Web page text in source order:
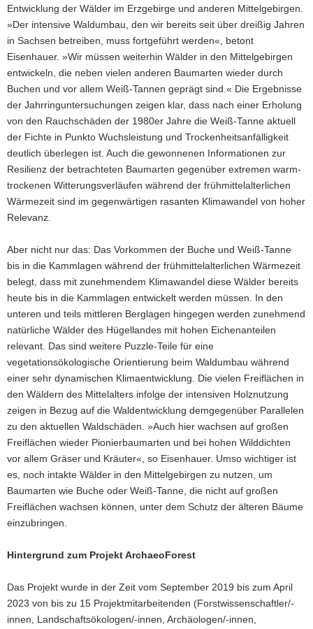
Entwicklung der Wälder im Erzgebirge und anderen Mittelgebirgen.
»Der intensive Waldumbau, den wir bereits seit über dreißig Jahren
in Sachsen betreiben, muss fortgeführt werden«, betont
Eisenhauer. »Wir müssen weiterhin Wälder in den Mittelgebirgen
entwickeln, die neben vielen anderen Baumarten wieder durch
Buchen und vor allem Weiß-Tannen geprägt sind.« Die Ergebnisse
der Jahrringuntersuchungen zeigen klar, dass nach einer Erholung
von den Rauchschäden der 1980er Jahre die Weiß-Tanne aktuell
der Fichte in Punkto Wuchsleistung und Trockenheitsanfälligkeit
deutlich überlegen ist. Auch die gewonnenen Informationen zur
Resilienz der betrachteten Baumarten gegenüber extremen warm-
trockenen Witterungsverläufen während der frühmittelalterlichen
Wärmezeit sind im gegenwärtigen rasanten Klimawandel von hoher
Relevanz.
Aber nicht nur das: Das Vorkommen der Buche und Weiß-Tanne
bis in die Kammlagen während der frühmittelalterlichen Wärmezeit
belegt, dass mit zunehmendem Klimawandel diese Wälder bereits
heute bis in die Kammlagen entwickelt werden müssen. In den
unteren und teils mittleren Berglagen hingegen werden zunehmend
natürliche Wälder des Hügellandes mit hohen Eichenanteilen
relevant. Das sind weitere Puzzle-Teile für eine
vegetationsökologische Orientierung beim Waldumbau während
einer sehr dynamischen Klimaentwicklung. Die vielen Freiflächen in
den Wäldern des Mittelalters infolge der intensiven Holznutzung
zeigen in Bezug auf die Waldentwicklung demgegenüber Parallelen
zu den aktuellen Waldschäden. »Auch hier wachsen auf großen
Freiflächen wieder Pionierbaumarten und bei hohen Wilddichten
vor allem Gräser und Kräuter«, so Eisenhauer. Umso wichtiger ist
es, noch intakte Wälder in den Mittelgebirgen zu nutzen, um
Baumarten wie Buche oder Weiß-Tanne, die nicht auf großen
Freiflächen wachsen können, unter dem Schutz der älteren Bäume
einzubringen.
Hintergrund zum Projekt ArchaeoForest
Das Projekt wurde in der Zeit vom September 2019 bis zum April
2023 von bis zu 15 Projektmitarbeitenden (Forstwissenschaftler/-
innen, Landschaftsökologen/-innen, Archäologen/-innen,